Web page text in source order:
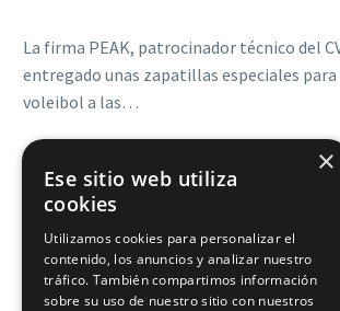
La firma PEAK, patrocinador técnico del
entregado unas zapatillas especiales
voleibol a las…
LEER MÁS ×
Ese sitio web utiliza
cookies
Utilizamos cookies para personalizar el
contenido, los anuncios y analizar nuestro
tráfico. También compartimos información
sobre su uso de nuestro sitio con nuestros